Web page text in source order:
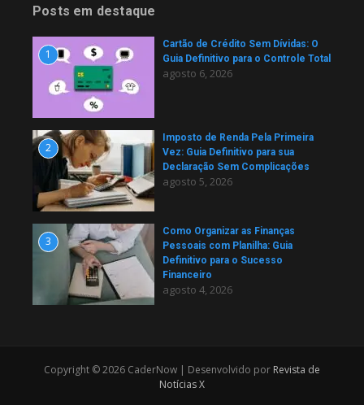
Posts em destaque
1
Cartão de Crédito Sem Dívidas: O
Guia Definitivo para o Controle Total
agosto 6, 2026
2
Imposto de Renda Pela Primeira
Vez: Guia Definitivo para sua
Declaração Sem Complicações
agosto 5, 2026
3
Como Organizar as Finanças
Pessoais com Planilha: Guia
Definitivo para o Sucesso
Financeiro
agosto 4, 2026
Copyright © 2026 CaderNow | Desenvolvido por Revista de
Notícias X